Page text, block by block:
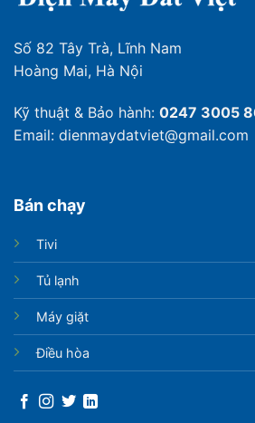
Số 82 Tây Trà, Lĩnh Nam
Hoàng Mai, Hà Nội
Kỹ thuật & Bảo hành: 0247 3005
Email: dienmaydatviet@gmail.com
Bán chạy
Tivi
Tủ lạnh
Máy giặt
Điều hòa